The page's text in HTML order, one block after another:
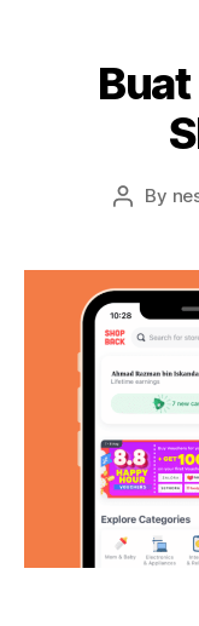
Post
By